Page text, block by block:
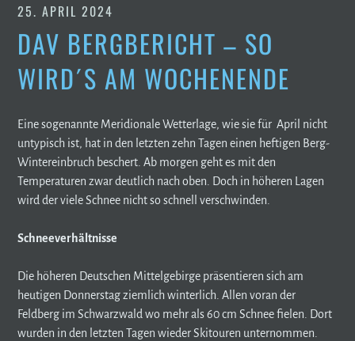
25. APRIL 2024
DAV BERGBERICHT – SO
WIRD´S AM WOCHENENDE
Eine sogenannte Meridionale Wetterlage, wie sie für April nicht
untypisch ist, hat in den letzten zehn Tagen einen heftigen Berg-
Wintereinbruch beschert. Ab morgen geht es mit den
Temperaturen zwar deutlich nach oben. Doch in höheren Lagen
wird der viele Schnee nicht so schnell verschwinden.
Schneeverhältnisse
Die höheren Deutschen Mittelgebirge präsentieren sich am
heutigen Donnerstag ziemlich winterlich. Allen voran der
Feldberg im Schwarzwald wo mehr als 60 cm Schnee fielen. Dort
wurden in den letzten Tagen wieder Skitouren unternommen.